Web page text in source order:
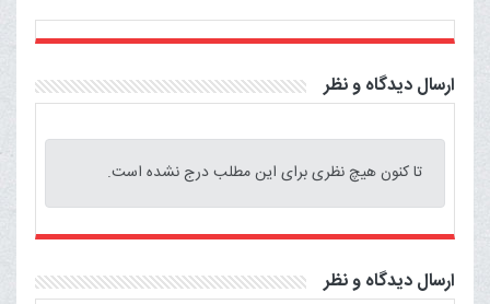
ارسال دیدگاه و نظر
تا کنون هیچ نظری برای این مطلب درج نشده است.
ارسال دیدگاه و نظر